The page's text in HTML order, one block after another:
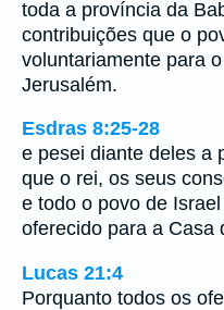
toda a província da
contribuições que o
voluntariamente para
Jerusalém.
Esdras 8:25-28
e pesei diante deles a
que o rei, os seus
e todo o povo de
oferecido para a
Lucas 21:4
Porquanto todos os